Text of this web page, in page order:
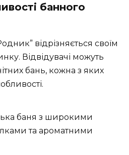
банного
відрізняється своїм
Відвідувачі можуть
бань, кожна з яких
баня з широкими
та ароматними